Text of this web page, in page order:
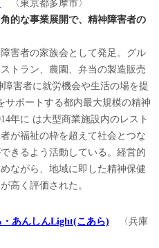
〈東京都多摩市〉
的な事業展開で、精神障害者の
害者の家族会として発足。グル
トラン、農園、弁当の製造販売
害者に就労機会や生活の場を提
サポートする都内最大規模の精神
年に は大型商業施設内のレスト
が福祉の枠を超えて社会とつな
きるよう活動している。経営的
ながら、地域に即した精神保健
高く評価された。
あんしんLight(こあら)
〈兵庫